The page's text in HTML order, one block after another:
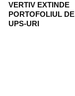
VERTIV EXTINDE
PORTOFOLIUL DE
UPS-URI